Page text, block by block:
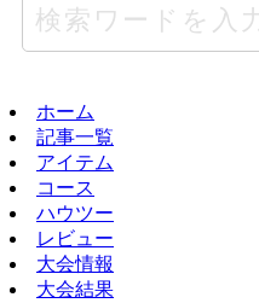
ホーム
記事一覧
アイテム
コース
ハウツー
レビュー
大会情報
大会結果